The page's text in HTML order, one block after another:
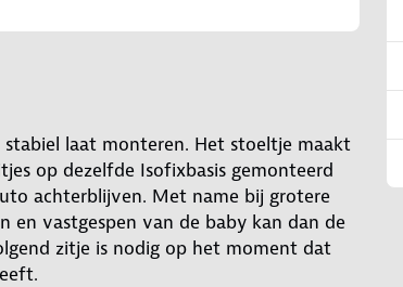
laat monteren. Het stoeltje maakt
op dezelfde Isofixbasis gemonteerd
achterblijven. Met name bij grotere
en vastgespen van de baby kan dan de
zitje is nodig op het moment dat